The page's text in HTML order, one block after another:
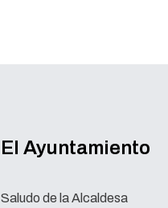
El Ayuntamiento
Saludo de la Alcaldesa